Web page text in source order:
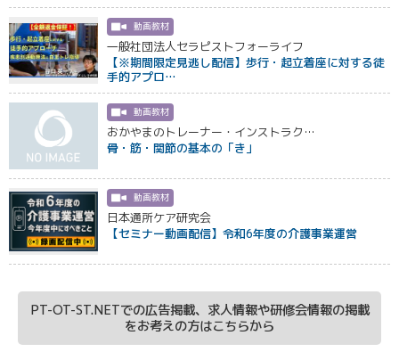
動画教材
一般社団法人セラピストフォーライフ
【※期間限定見逃し配信】歩行・起立着座に対する徒
手的アプロ…
動画教材
おかやまのトレーナー・インストラク…
骨・筋・関節の基本の「き」
動画教材
日本通所ケア研究会
【セミナー動画配信】令和6年度の介護事業運営
PT-OT-ST.NETでの広告掲載、求人情報や研修会情報の掲載
をお考えの方はこちらから